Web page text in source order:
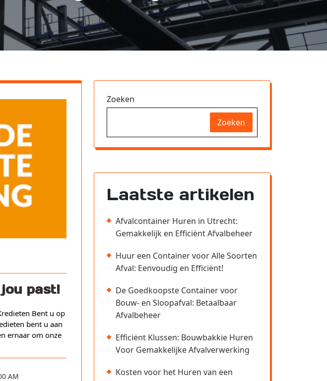
past!
Bent u op
bent u aan
ernaar om onze
AM
Zoeken
Zoeken
Laatste artikelen
Afvalcontainer Huren in Utrecht:
Gemakkelijk en Efficiënt Afvalbeheer
Huur een Container voor Alle Soorten
Afval: Eenvoudig en Efficiënt!
De Goedkoopste Container voor
Bouw- en Sloopafval: Betaalbaar
Afvalbeheer
Efficiënt Klussen: Bouwbakkie Huren
Voor Gemakkelijke Afvalverwerking
Kosten voor het Huren van een